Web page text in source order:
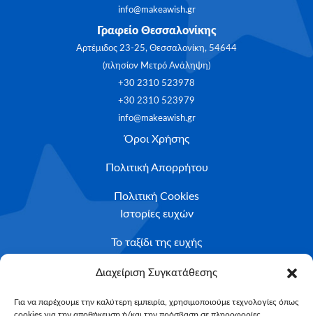
Διαχείριση Συγκατάθεσης
Για να παρέχουμε την καλύτερη εμπειρία, χρησιμοποιούμε τεχνολογίες όπως
info@makeawish.gr
Γραφείο Θεσσαλονίκης
Αρτέμιδος 23-25, Θεσσαλονίκη, 54644
(πλησίον Μετρό Ανάληψη)
+30 2310 523978
+30 2310 523979
info@makeawish.gr
Όροι Χρήσης
Πολιτική Απορρήτου
Πολιτική Cookies
Ιστορίες ευχών
Το ταξίδι της ευχής
Κριτήρια Καταλληλότητας
Υποβολή Αιτήματος